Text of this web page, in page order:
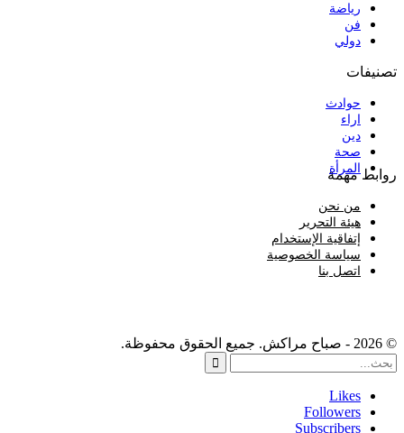
رياضة
فن
دولي
تصنيفات
حوادث
اراء
دين
صحة
المرأة
روابط مهمة
من نحن
هيئة التحرير
إتفاقية الإستخدام
سياسة الخصوصية
اتصل بنا
© 2026 - صباح مراكش. جميع الحقوق محفوظة.
Likes
Followers
Subscribers